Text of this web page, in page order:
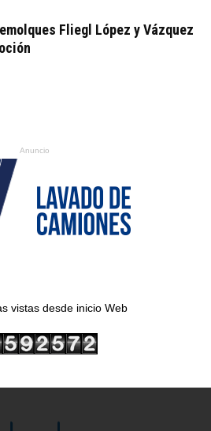
Fliegl López y Vázquez
Anuncio
vistas desde inicio Web